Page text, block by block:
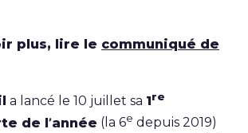
plus, lire le communiqué de
a lancé le 10 juillet sa 1re
de l’année (la 6e depuis 2019)